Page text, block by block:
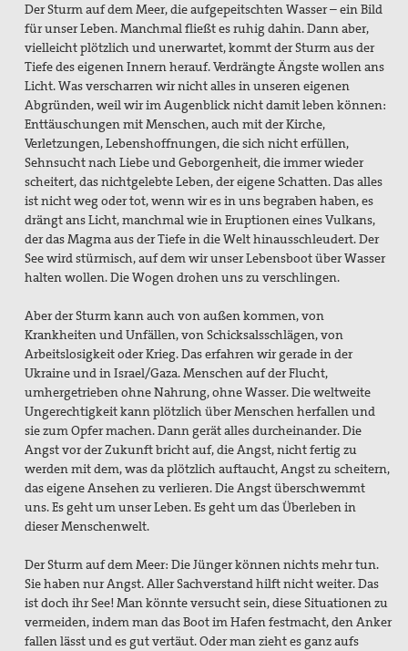
Der Sturm auf dem Meer, die aufgepeitschten Wasser – ein Bild
für unser Leben. Manchmal fließt es ruhig dahin. Dann aber,
vielleicht plötzlich und unerwartet, kommt der Sturm aus der
Tiefe des eigenen Innern herauf. Verdrängte Ängste wollen ans
Licht. Was verscharren wir nicht alles in unseren eigenen
Abgründen, weil wir im Augenblick nicht damit leben können:
Enttäuschungen mit Menschen, auch mit der Kirche,
Verletzungen, Lebenshoffnungen, die sich nicht erfüllen,
Sehnsucht nach Liebe und Geborgenheit, die immer wieder
scheitert, das nichtgelebte Leben, der eigene Schatten. Das alles
ist nicht weg oder tot, wenn wir es in uns begraben haben, es
drängt ans Licht, manchmal wie in Eruptionen eines Vulkans,
der das Magma aus der Tiefe in die Welt hinausschleudert. Der
See wird stürmisch, auf dem wir unser Lebensboot über Wasser
halten wollen. Die Wogen drohen uns zu verschlingen.
Aber der Sturm kann auch von außen kommen, von
Krankheiten und Unfällen, von Schicksalsschlägen, von
Arbeitslosigkeit oder Krieg. Das erfahren wir gerade in der
Ukraine und in Israel/Gaza. Menschen auf der Flucht,
umhergetrieben ohne Nahrung, ohne Wasser. Die weltweite
Ungerechtigkeit kann plötzlich über Menschen herfallen und
sie zum Opfer machen. Dann gerät alles durcheinander. Die
Angst vor der Zukunft bricht auf, die Angst, nicht fertig zu
werden mit dem, was da plötzlich auftaucht, Angst zu scheitern,
das eigene Ansehen zu verlieren. Die Angst überschwemmt
uns. Es geht um unser Leben. Es geht um das Überleben in
dieser Menschenwelt.
Der Sturm auf dem Meer: Die Jünger können nichts mehr tun.
Sie haben nur Angst. Aller Sachverstand hilft nicht weiter. Das
ist doch ihr See! Man könnte versucht sein, diese Situationen zu
vermeiden, indem man das Boot im Hafen festmacht, den Anker
fallen lässt und es gut vertäut. Oder man zieht es ganz aufs